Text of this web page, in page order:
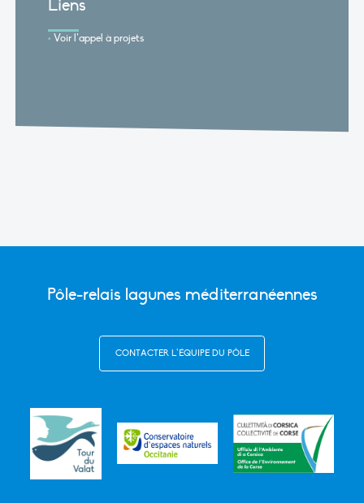
Liens
Voir l’appel à projets
Pôle-relais lagunes méditerranéennes
CONTACTER L’ÉQUIPE DU PÔLE